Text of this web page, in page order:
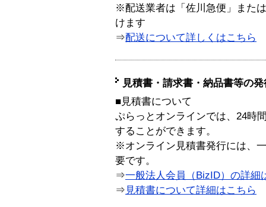
※配送業者は「佐川急便」また
けます
⇒配送について詳しくはこちら
見積書・請求書・納品書等の
■見積書について
ぷらっとオンラインでは、24時
することができます。
※オンライン見積書発行には、
要です。
⇒一般法人会員（BizID）の詳細
⇒ 見積書について詳細はこちら